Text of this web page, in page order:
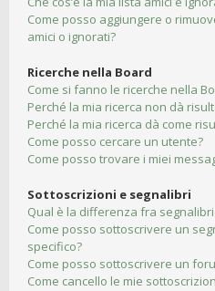
Come posso aggiungere o
amici o ignorati?
Ricerche nella Board
Come si fanno le ricerche nella
Perché la mia ricerca non dà
Perché la mia ricerca dà come
Come posso cercare un utente?
Come posso trovare i miei
Sottoscrizioni e segnalibri
Qual è la differenza fra
Come posso sottoscrivere un
specifico?
Come posso sottoscrivere un
Come cancello le mie